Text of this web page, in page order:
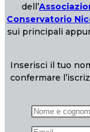
dell’
Conservatorio
sui principali
Inserisci il tuo
confermare